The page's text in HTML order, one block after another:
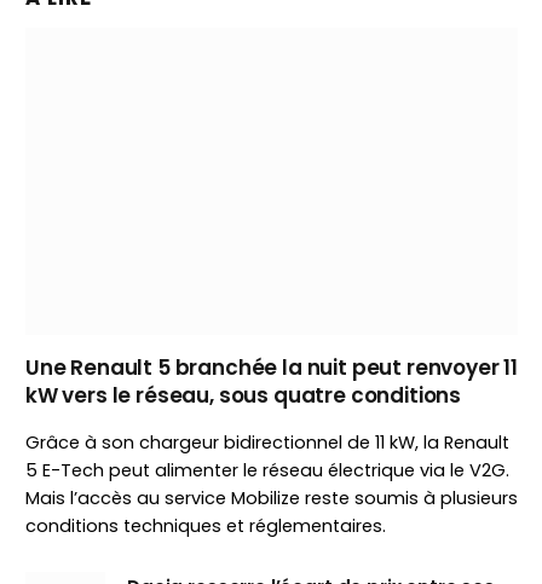
Une Renault 5 branchée la nuit peut renvoyer 11
kW vers le réseau, sous quatre conditions
Grâce à son chargeur bidirectionnel de 11 kW, la Renault
5 E-Tech peut alimenter le réseau électrique via le V2G.
Mais l’accès au service Mobilize reste soumis à plusieurs
conditions techniques et réglementaires.